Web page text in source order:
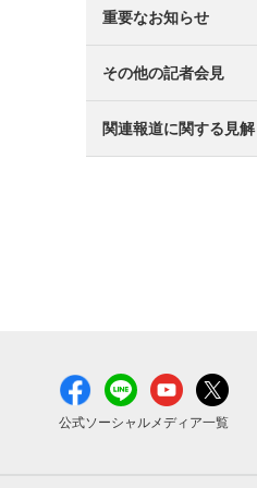
重要なお知らせ
その他の記者会見
関連報道に関する見解
公式ソーシャルメディア一覧